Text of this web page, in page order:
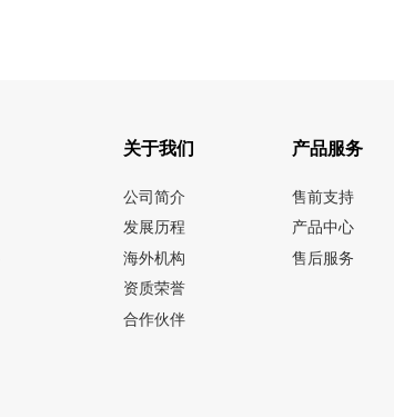
关于我们
公司简介
发展历程
海外机构
资质荣誉
合作伙伴
产品服务
售前支持
产品中心
售后服务